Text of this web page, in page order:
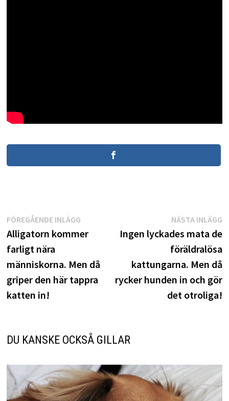
Inläggsnavigering
FÖREGÅENDE INLÄGGFöregående
inlägg:
Alligatorn kommer
farligt nära
människorna. Men då
griper den här tappra
katten in!
NÄSTA INLÄGG
Ingen lyckades mata de
föräldralösa
kattungarna. Men då
rycker hunden in och gör
det otroliga!
DU KANSKE OCKSÅ GILLAR